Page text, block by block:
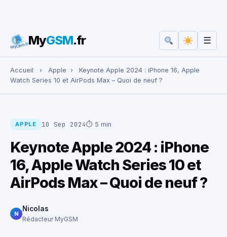
Rechercher :
MyGSM.fr ☰
Accueil › Apple ›
Keynote Apple 2024 : iPhone 16, Apple
Watch Series 10 et AirPods Max – Quoi de neuf ?
APPLE 10 Sep 2024⏱ 5 min
Keynote Apple 2024 : iPhone
16, Apple Watch Series 10 et
AirPods Max – Quoi de neuf ?
N
Nicolas
Rédacteur MyGSM